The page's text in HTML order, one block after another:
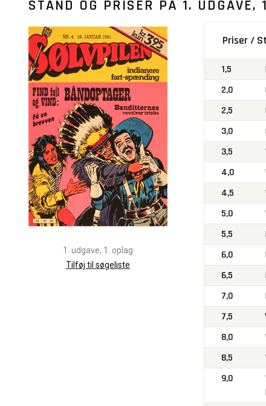
STAND OG PRISER PÅ 1. UDGAVE,
1. udgave, 1. oplag
Tilføj til søgeliste
Priser /
1,5
2,0
2,5
3,0
3,5
4,0
4,5
5,0
5,5
6,0
6,5
7,0
7,5
8,0
8,5
9,0